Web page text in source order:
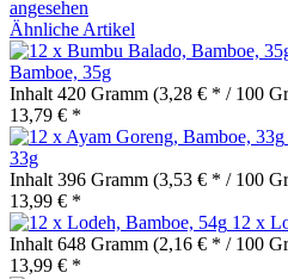
angesehen
Ähnliche Artikel
Bamboe, 35g
Inhalt 420 Gramm (3,28 € * / 100
13,79 € *
33g
Inhalt 396 Gramm (3,53 € * / 100
13,99 € *
12 x
Inhalt 648 Gramm (2,16 € * / 100
13,99 € *